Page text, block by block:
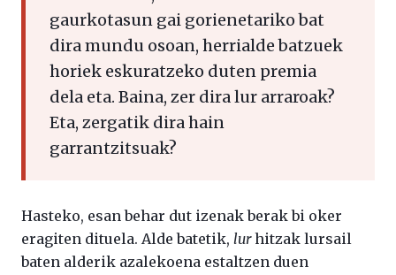
gaurkotasun gai gorienetariko bat
dira mundu osoan, herrialde batzuek
horiek eskuratzeko duten premia
dela eta. Baina, zer dira lur arraroak?
Eta, zergatik dira hain
garrantzitsuak?
Hasteko, esan behar dut izenak berak bi oker
eragiten dituela. Alde batetik, lurhitzak lursail
baten alderik azalekoena estaltzen duen